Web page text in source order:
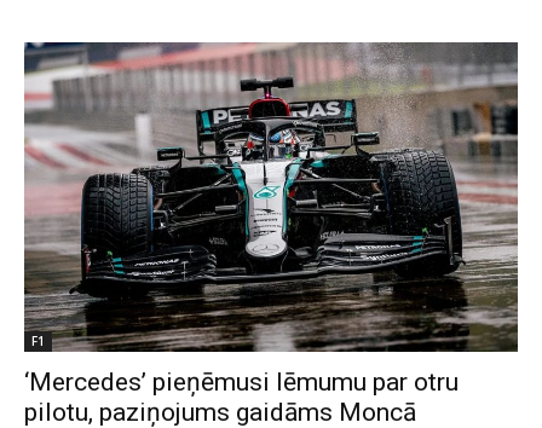
F1
‘Mercedes’ pieņēmusi lēmumu par otru
pilotu, paziņojums gaidāms Moncā